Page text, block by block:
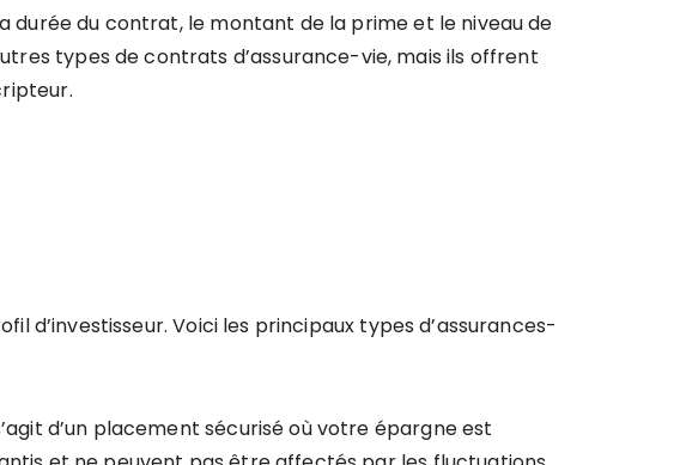
durée du contrat, le montant de la prime et le niveau de
types de contrats d’assurance-vie, mais ils offrent
d’investisseur. Voici les principaux types d’assurances-
d’un placement sécurisé où votre épargne est